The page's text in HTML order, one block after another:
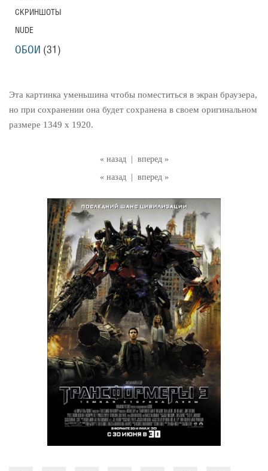
« назад
вперед »
« назад
вперед »
Эта картинка уменьшина чтобы поместиться в экран браузера,
но при сохранении она будет сохранена в своем оригинальном
размере 1349 x 1920.
СКРИНШОТЫ
NUDE
ОБОИ (31)